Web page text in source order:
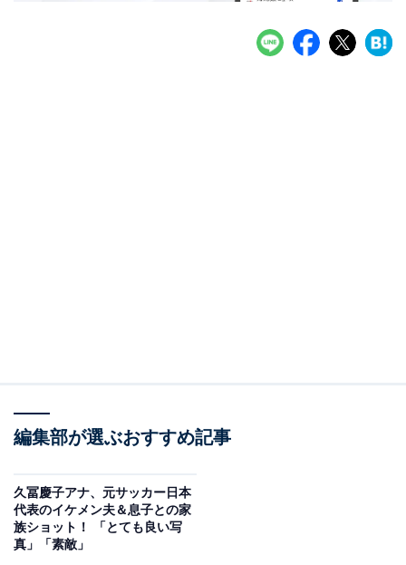
編集部が選ぶおすすめ記事
久冨慶子アナ、元サッカー日本
代表のイケメン夫＆息子との家
族ショット！ 「とても良い写
真」「素敵」